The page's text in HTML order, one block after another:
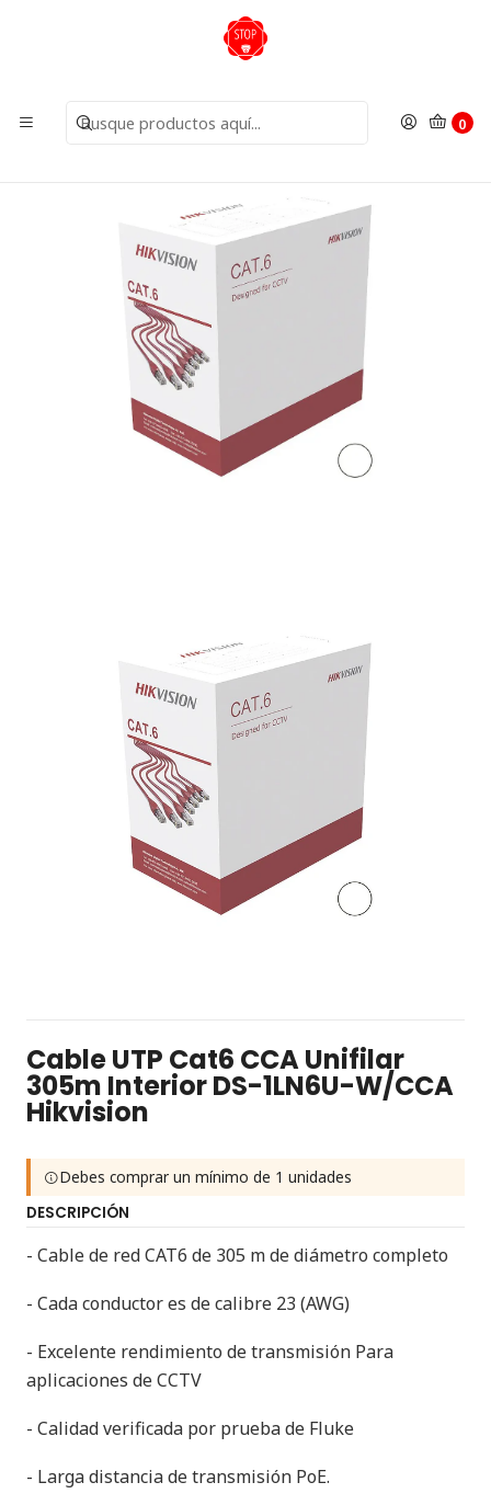
0
Insumos
Cable UTP Cat6 CCA Unifilar 305m Interior DS-1LN6U-
Cable UTP Cat6 CCA Unifilar
305m Interior DS-1LN6U-W/CCA
Hikvision
Debes comprar un mínimo de 1 unidades
DESCRIPCIÓN
- Cable de red CAT6 de 305 m de diámetro completo
- Cada conductor es de calibre 23 (AWG)
- Excelente rendimiento de transmisión Para
aplicaciones de CCTV
- Calidad verificada por prueba de Fluke
- Larga distancia de transmisión PoE.